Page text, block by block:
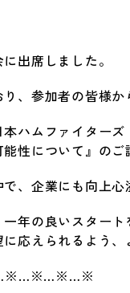
出席しました。
、参加者の皆様
ハムファイター
性について』のご
、企業にも向上
年の良いスタート
応えられるよう、